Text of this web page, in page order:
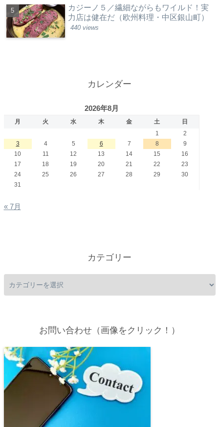
カジーノ５／繊細ながらもワイルド！実
力店は健在だ（欧州料理・中区銀山町）
440 views
カレンダー
2026年8月
月 火 水 木 金 土
日
1
2
3
4 5 6 7 8
9
10
11 12 13 14 15
16
17
18 19 20 21 22
23
24
25 26 27 28 29
30
31
« 7月
カテゴリー
お問い合わせ（画像をクリック！）